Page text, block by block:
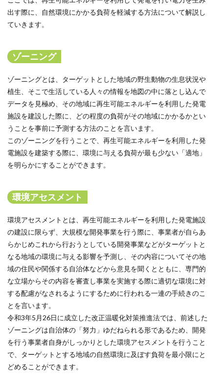
出す際に、自然環境にかかる負荷を軽減する方法について解説し
ていきます。
ゾーニング
ゾーニングとは、ターゲットとした地域の野生動物の生息状況や
植生、そこで生活している人々の情報を地図の中に落とし込んで
データを見極め、その地域に再生可能エネルギーを利用した発電
施設を建設した際に、どの程度の負荷がその地域にかかるかとい
うことを事前に予測する方法のことを言います。
このゾーニングを行うことで、再生可能エネルギーを利用した発
電施設を建築する際に、環境に与える負荷が最も少ない「適地」
を明らかにすることができます。
環境アセスメント
環境アセスメントとは、再生可能エネルギーを利用した発電施設
の建設に限らず、大規模な開発事業を行う際に、事業者が自らあ
らかじめこれから行おうとしている開発事業などがターゲットと
なる地域の環境に与える影響を予測し、その内容についてその地
域の住民や関係する自治体などから意見を聞くとともに、専門的
な立場からその内容を審査し事業を実施する際に適切な環境に対
する配慮がなされるようにするために行われる一連の手続きのこ
とを言います。
令和3年5月26日に成立した改正温暖化対策推進法では、前述した
ゾーニングは自治体の「努力」ゆだねられる形であるため、開発
を行う事業者自身がしっかりとした環境アセスメントを行うこと
で、ターゲットとする地域の自然環境に及ぼす負荷を最小限にと
どめることができます。